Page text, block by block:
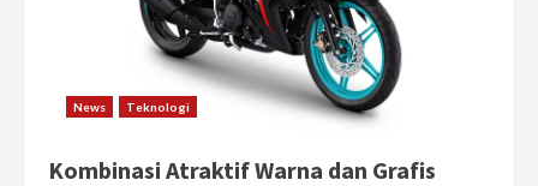
News Teknologi
Kombinasi Atraktif Warna dan Grafis